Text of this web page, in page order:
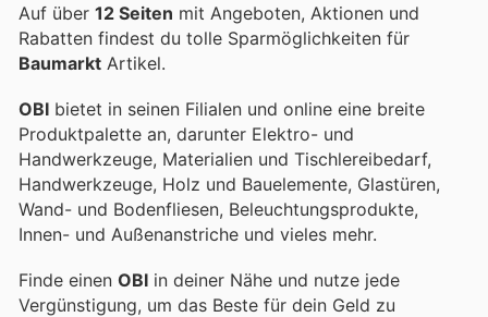
Auf über 12 Seiten mit Angeboten, Aktionen und
Rabatten findest du tolle Sparmöglichkeiten für
Baumarkt Artikel.
OBI bietet in seinen Filialen und online eine breite
Produktpalette an, darunter Elektro- und
Handwerkzeuge, Materialien und Tischlereibedarf,
Handwerkzeuge, Holz und Bauelemente, Glastüren,
Wand- und Bodenfliesen, Beleuchtungsprodukte,
Innen- und Außenanstriche und vieles mehr.
Finde einen OBI in deiner Nähe und nutze jede
Vergünstigung, um das Beste für dein Geld zu